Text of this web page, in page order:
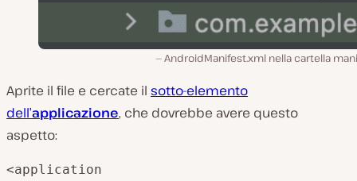
AndroidManifest.xml nella cartella
Aprite il file e cercate il sotto-elemento
dell’applicazione, che dovrebbe avere questo
aspetto:
<application